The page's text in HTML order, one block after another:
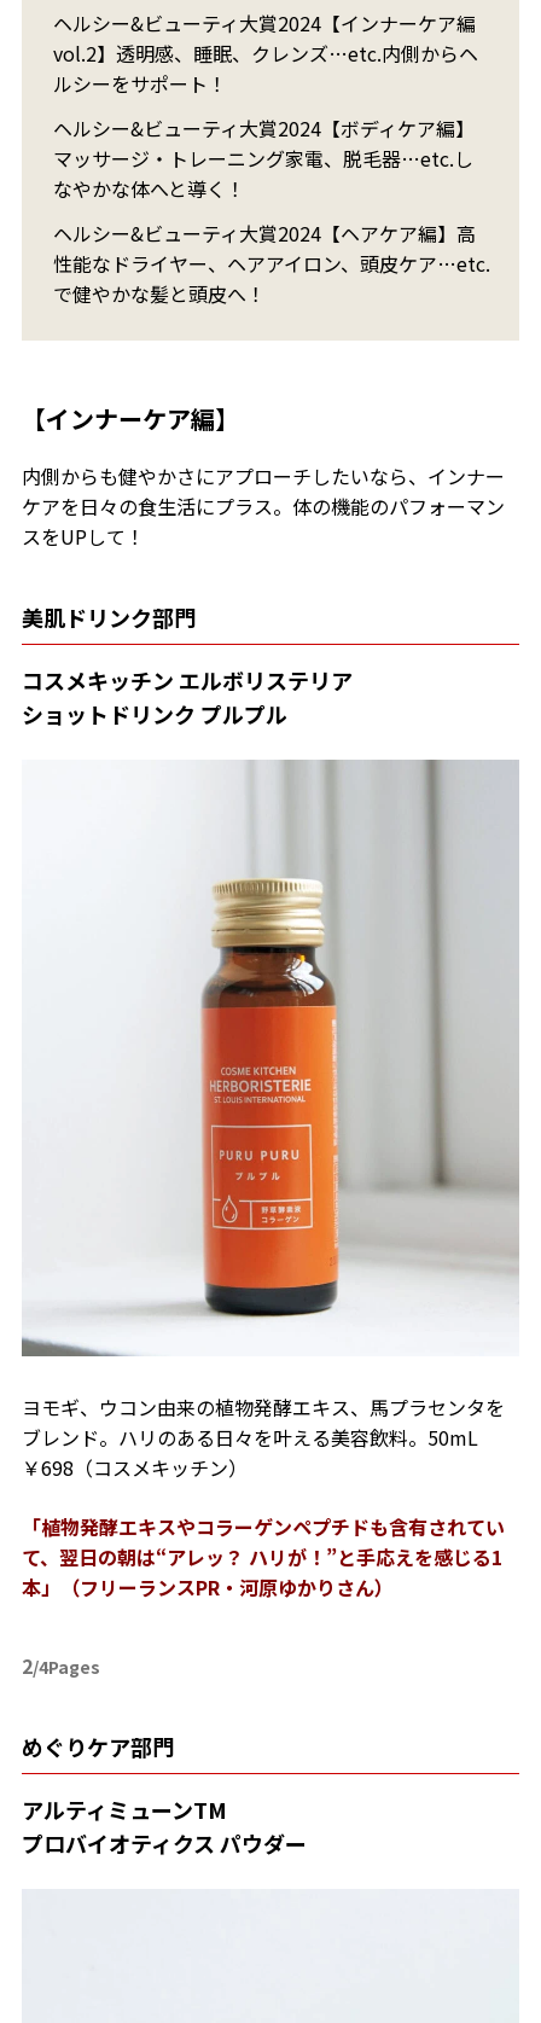
ヘルシー&ビューティ大賞2024【インナーケア編
vol.2】透明感、睡眠、クレンズ…etc.内側からヘ
ルシーをサポート！
ヘルシー&ビューティ大賞2024【ボディケア編】
マッサージ・トレーニング家電、脱毛器…etc.し
なやかな体へと導く！
ヘルシー&ビューティ大賞2024【ヘアケア編】高
性能なドライヤー、ヘアアイロン、頭皮ケア…etc.
で健やかな髪と頭皮へ！
【インナーケア編】
内側からも健やかさにアプローチしたいなら、インナー
ケアを日々の食生活にプラス。体の機能のパフォーマン
スをUPして！
美肌ドリンク部門
コスメキッチン エルボリステリア
ショットドリンク プルプル
ヨモギ、ウコン由来の植物発酵エキス、馬プラセンタを
ブレンド。ハリのある日々を叶える美容飲料。50mL
￥698（コスメキッチン）
「植物発酵エキスやコラーゲンペプチドも含有されてい
て、翌日の朝は“アレッ？ ハリが！”と手応えを感じる1
本」 （フリーランスPR・河原ゆかりさん）
2/4Pages
めぐりケア部門
アルティミューンTM
プロバイオティクスパウダー